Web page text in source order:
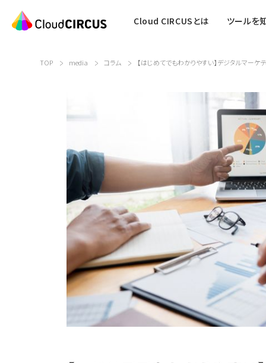
Cloud CIRCUSとは ツールを
TOP media コラム 【はじめてでもわかりやすい】デジタルマー